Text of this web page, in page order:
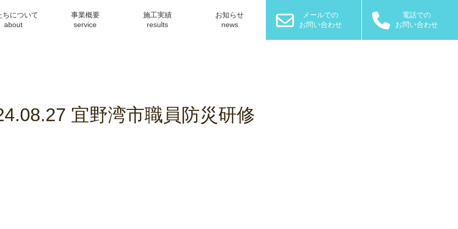
ちについて
about
事業概要
service
施工実績
results
お知らせ
news
メールでの
お問い合わせ
電話での
お問い合わせ
宜野湾市職員防災研修